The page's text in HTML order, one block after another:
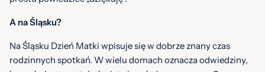
A na Śląsku?
Na Śląsku Dzień Matki wpisuje się w dobrze znany czas
rodzinnych spotkań. W wielu domach oznacza odwiedziny,